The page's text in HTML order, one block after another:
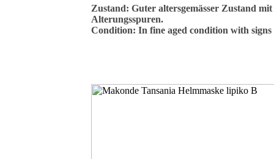
Zustand: Guter altersgemässer Zustand
Alterungsspuren.
Condition: In fine aged condition with signs